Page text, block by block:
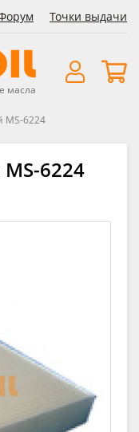
Точки выдачи
масла
MS-6224
6224